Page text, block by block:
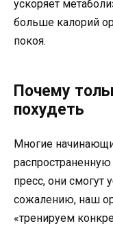
ускоряет
больше калорий
покоя.
Почему
похудеть
Многие
пресс, они смогут
сожалению, наш
«тренируем